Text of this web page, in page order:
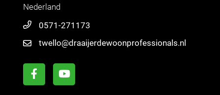
Nederland
0571-271173
twello@draaijerdewoonprofessionals.nl